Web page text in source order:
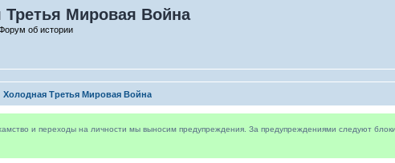
Третья Мировая Война
об истории
Холодная Третья Мировая Война
и переходы на личности мы выносим предупреждения. За предупреждениями следуют